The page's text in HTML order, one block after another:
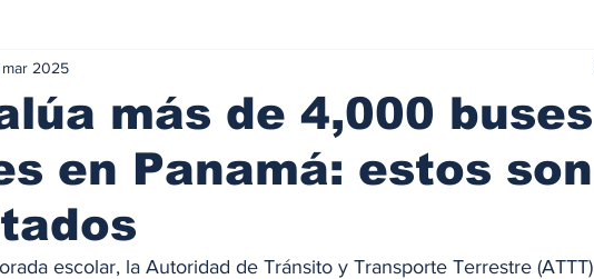
más de 4,000 buses
en Panamá: estos son
2025
escolar, la Autoridad de Tránsito y Transporte Terrestre (ATTT)